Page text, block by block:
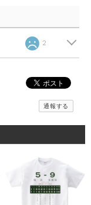
2
通報する